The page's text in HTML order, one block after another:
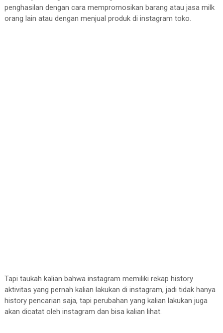
penghasilan dengan cara mempromosikan barang atau jasa milk
orang lain atau dengan menjual produk di instagram toko.
Tapi taukah kalian bahwa instagram memiliki rekap history
aktivitas yang pernah kalian lakukan di instagram, jadi tidak hanya
history pencarian saja, tapi perubahan yang kalian lakukan juga
akan dicatat oleh instagram dan bisa kalian lihat.